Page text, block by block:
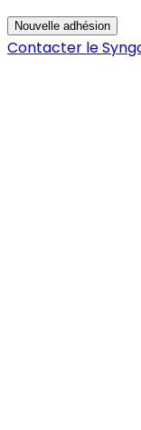
Nouvelle adhésion
Contacter le